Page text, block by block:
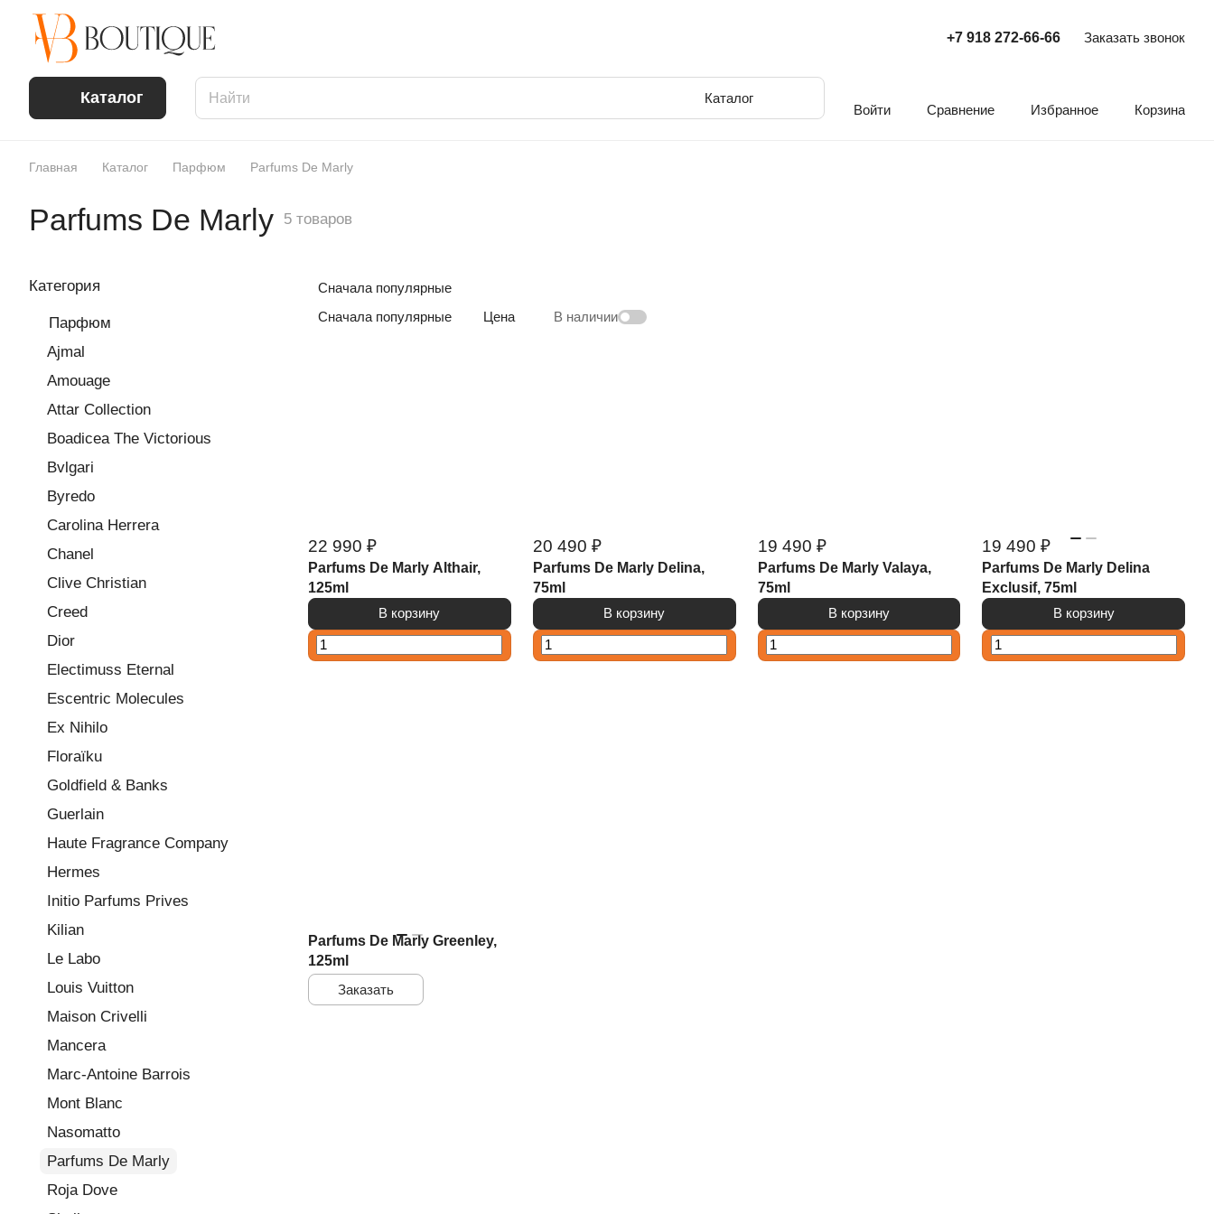
+7 918 272-66-66 Заказать звонок
Каталог
Каталог
Войти
Сравнение Избранное Корзина
Главная Каталог Парфюм Parfums De Marly
Parfums De Marly 5 товаров
Сначала популярные
Сначала популярные
Цена В наличии
22 990 ₽
Parfums De Marly Althair,
125ml
В корзину
20 490 ₽
Parfums De Marly Delina,
75ml
В корзину
19 490 ₽
Parfums De Marly Valaya,
75ml
В корзину
19 490 ₽
Parfums De Marly Delina
Exclusif, 75ml
В корзину
Parfums De Marly Greenley,
125ml
Заказать
Категория
Парфюм
Ajmal
Amouage
Attar Collection
Boadicea The Victorious
Bvlgari
Byredo
Carolina Herrera
Chanel
Clive Christian
Creed
Dior
Electimuss Eternal
Escentric Molecules
Ex Nihilo
Floraïku
Goldfield & Banks
Guerlain
Haute Fragrance Company
Hermes
Initio Parfums Prives
Kilian
Le Labo
Louis Vuitton
Maison Crivelli
Mancera
Marc-Antoine Barrois
Mont Blanc
Nasomatto
Parfums De Marly
Roja Dove